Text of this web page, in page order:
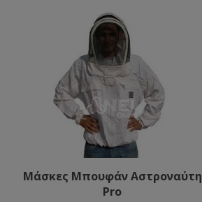
Μάσκες Μπουφάν Αστροναύτη
Pro